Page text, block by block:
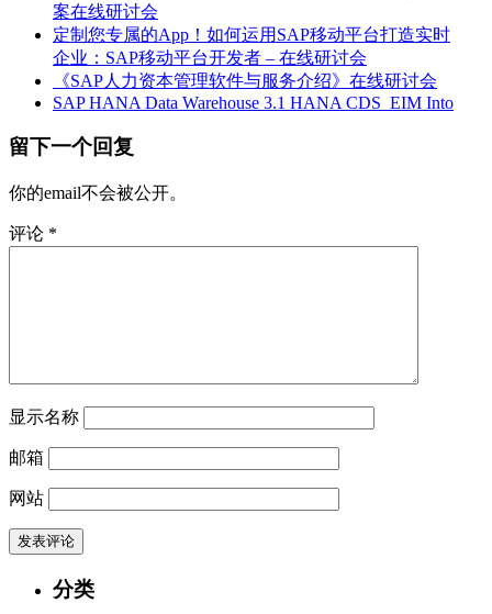
案在线研讨会
定制您专属的App！如何运用SAP移动平台打造实时
企业：SAP移动平台开发者 – 在线研讨会
《SAP人力资本管理软件与服务介绍》在线研讨会
SAP HANA Data Warehouse 3.1 HANA CDS_EIM Into
留下一个回复
你的email不会被公开。
评论 *
显示名称
邮箱
网站
分类